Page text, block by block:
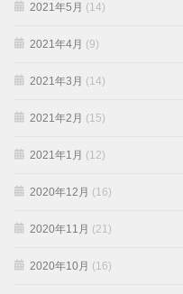
2021年5月 (14)
2021年4月 (9)
2021年3月 (14)
2021年2月 (15)
2021年1月 (12)
2020年12月 (16)
2020年11月 (21)
2020年10月 (16)